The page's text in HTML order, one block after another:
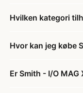
Hvilken kategori
Hvor kan jeg købe
Er Smith - I/O